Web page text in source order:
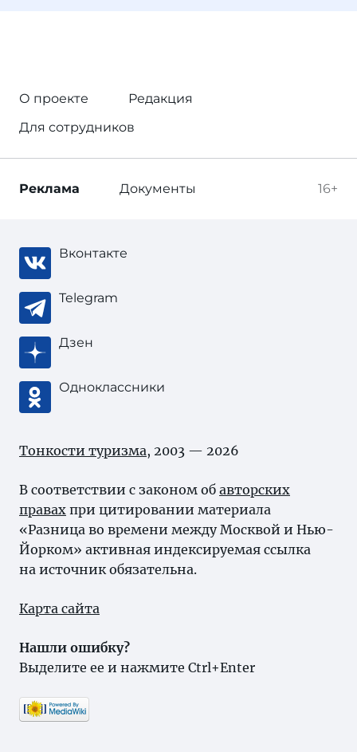
О проекте
Редакция
Для сотрудников
16+
Реклама Документы
Вконтакте
Telegram
Дзен
Одноклассники
Тонкости туризма, 2003 — 2026
В соответствии с законом об авторских
правах при цитировании материала
«Разница во времени между Москвой и Нью-
Йорком» активная индексируемая ссылка
на источник обязательна.
Карта сайта
Нашли ошибку?
Выделите ее и нажмите Ctrl+Enter